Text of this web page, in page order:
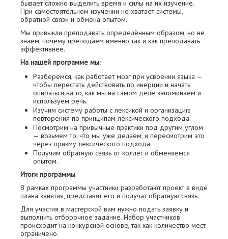
бывает сложно выделить время и силы на их изучение.
При самостоятельном изучении не хватает системы,
обратной связи и обмена опытом.
Мы привыкли преподавать определённым образом, но не
знаем, почему преподаем именно так и как преподавать
эффективнее.
На нашей программе мы:
Разберемся, как работает мозг при усвоении языка —
чтобы перестать действовать по инерции и начать
опираться на то, как мы на самом деле запоминаем и
используем речь.
Изучим систему работы с лексикой и организацию
повторения по принципам лексического подхода.
Посмотрим на привычные практики под другим углом
— возьмем то, что мы уже делаем, и пересмотрим это
через призму лексического подхода.
Получим обратную связь от коллег и обменяемся
опытом.
Итоги программы
В рамках программы участники разработают проект в виде
плана занятия, представят его и получат обратную связь.
Для участия в мастерской вам нужно подать заявку и
выполнить отборочное задание. Набор участников
происходит на конкурсной основе, так как количество мест
ограничено.